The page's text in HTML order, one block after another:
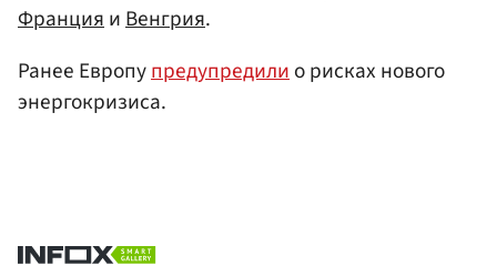
ФранцияиВенгрия.
Ранее Европупредупредилио рисках нового
энергокризиса.